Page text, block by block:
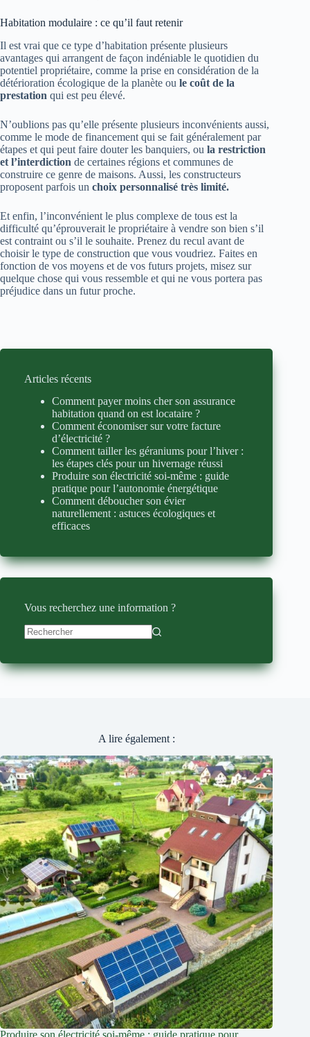
Habitation modulaire : ce qu’il faut retenir
Il est vrai que ce type d’habitation présente plusieurs
avantages qui arrangent de façon indéniable le quotidien du
potentiel propriétaire, comme la prise en considération de la
détérioration écologique de la planète ou le coût de la
prestation qui est peu élevé.
N’oublions pas qu’elle présente plusieurs inconvénients aussi,
comme le mode de financement qui se fait généralement par
étapes et qui peut faire douter les banquiers, ou la restriction
et l’interdiction de certaines régions et communes de
construire ce genre de maisons. Aussi, les constructeurs
proposent parfois un choix personnalisé très limité.
Et enfin, l’inconvénient le plus complexe de tous est la
difficulté qu’éprouverait le propriétaire à vendre son bien s’il
est contraint ou s’il le souhaite. Prenez du recul avant de
choisir le type de construction que vous voudriez. Faites en
fonction de vos moyens et de vos futurs projets, misez sur
quelque chose qui vous ressemble et qui ne vous portera pas
préjudice dans un futur proche.
Articles récents
Comment payer moins cher son assurance
habitation quand on est locataire ?
Comment économiser sur votre facture
d’électricité ?
Comment tailler les géraniums pour l’hiver :
les étapes clés pour un hivernage réussi
Produire son électricité soi-même : guide
pratique pour l’autonomie énergétique
Comment déboucher son évier
naturellement : astuces écologiques et
efficaces
Vous recherchez une information ?
A lire également :